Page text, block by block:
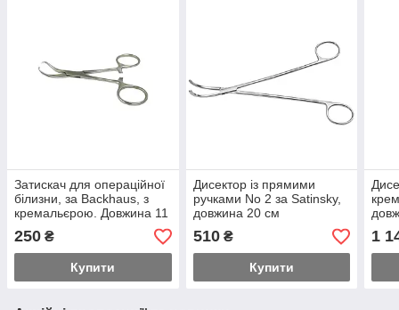
Затискач для операційної
білизни, за Backhaus, з
кремальєрою. Довжина 11
см (Цапка)
250 ₴
Купити
Дисектор із прямими
ручками No 2 за Satinsky,
довжина 20 см
510₴
Купити
1